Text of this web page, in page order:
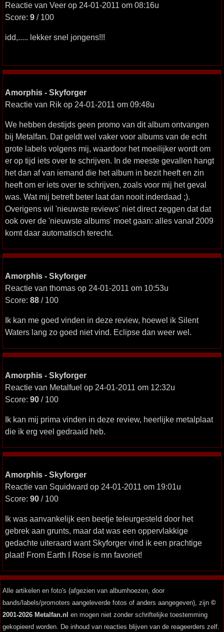
Reactie van Veer op 24-01-2011 om 08:16u
Score: 9 / 100
idd,..... lekker snel jongens!!!
Amorphis - Skyforger
Reactie van Rik op 24-01-2011 om 09:48u
We hebben destijds geen promo van dit album ontvangen
bij Metalfan. Dat geldt wel vaker voor albums van de echt
grote labels volgens mij, waardoor het moeilijker wordt om
er op tijd iets over te schrijven. In de meeste gevallen hangt
het dan af van iemand die het album in bezit heeft en zin
heeft om er iets over te schrijven, zoals voor mij het geval
was. Wat mij betreft beter laat dan nooit inderdaad ;).
Overigens wil 'nieuwste reviews' niet direct zeggen dat dat
ook over de 'nieuwste albums' moet gaan: alles vanaf 2009
komt daar automatisch terecht.
Amorphis - Skyforger
Reactie van thomas op 24-01-2011 om 10:53u
Score: 88 / 100
Ik kan me goed vinden in deze review, hoewel ik Silent
Waters lang zo goed niet vind. Eclipse dan weer wel.
Amorphis - Skyforger
Reactie van Metalfuel op 24-01-2011 om 12:32u
Score: 90 / 100
Ik kan mij prima vinden in deze review, heerlijke metalplaat
die ik erg veel gedraaid heb.
Amorphis - Skyforger
Reactie van Squidward op 24-01-2011 om 19:01u
Score: 90 / 100
Ik was aanvankelijk een beetje teleurgesteld door het
gebrek aan grunts, maar dat was een oppervlakkige
gedachte uiteraard want Skyforger vind ik een prachtige
plaat! From Earth I Rose is mn favoriet!
Alle artikelen en foto's (afgezien van albumhoezen, door
bands/labels/promoters aangeleverde fotos of anders aangegeven), zijn ©
2001-2026 Metalfan.nl en mogen niet zonder schriftelijke toestemming
gekopieerd worden. De inhoud van reacties blijven van de reageerders zelf.